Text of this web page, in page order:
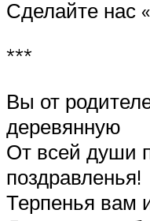
Сделайте нас
***
Вы от
деревянную
От всей души
поздравленья!
Терпенья вам